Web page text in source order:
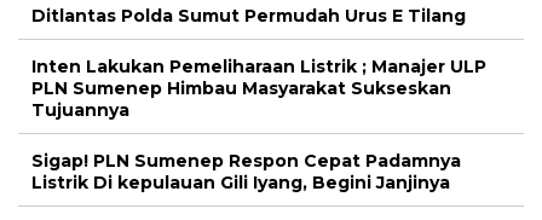
Ditlantas Polda Sumut Permudah Urus E Tilang
Inten Lakukan Pemeliharaan Listrik ; Manajer ULP
PLN Sumenep Himbau Masyarakat Sukseskan
Tujuannya
Sigap! PLN Sumenep Respon Cepat Padamnya
Listrik Di kepulauan Gili Iyang, Begini Janjinya